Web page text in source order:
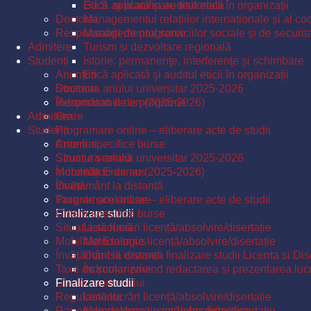
Etică aplicată şi auditul eticii în organizaţii
Doctorat
Responsabili de programe
Admitere
Studenți
Anunțuri
Structura anului universitar 2025-2026
Îndrumători de an (2025-2026)
Orare
Programare online – eliberare acte de studii
Criterii specifice burse
Situația școlară
Mobilități Erasmus
Învățământ la distanță
Taxe de școlarizare
Finalizare studii
Listă lucrări licență/absolvire/disertație
Metodologie licență/absolvire/disertație
Comisii examen finalizare studii Licenta si
Îndrumar privind redactarea și prezentarea
Ghidul studentului
Regulamente
G.I.S. și planificare teritorială
Managementul relațiilor internaționale și al
Managementul serviciilor sociale și de
Turism și dezvoltare regională
Istorie: permanenţe, interferenţe şi schimbare
Etică aplicată şi auditul eticii în organizaţii
Doctorat
Responsabili de programe
Admitere
Studenți
Anunțuri
Structura anului universitar 2025-2026
Îndrumători de an (2025-2026)
Orare
Programare online – eliberare acte de studii
Criterii specifice burse
Situația școlară
Mobilități Erasmus
Învățământ la distanță
Taxe de școlarizare
Finalizare studii
Listă lucrări licență/absolvire/disertație